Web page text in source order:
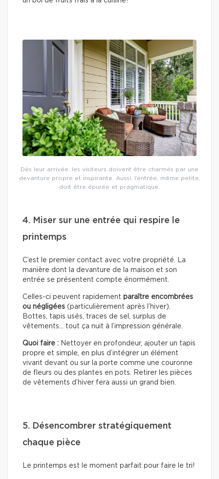
Dès leur arrivée, les visiteurs doivent être charmés par une
devanture propre et inspirante. Aussi, l’entrée, même petite,
doit être épurée et pragmatique.
4. Miser sur une entrée qui respire le
printemps
C’est le premier contact avec votre propriété. La
manière dont la devanture de la maison et son
entrée se présentent compte énormément.
Celles-ci peuvent rapidement paraître encombrées
ou négligées (particulièrement après l’hiver).
Bottes, tapis usés, traces de sel, surplus de
vêtements… tout ça nuit à l’impression générale.
Quoi faire : Nettoyer en profondeur, ajouter un tapis
propre et simple, en plus d’intégrer un élément
vivant devant ou sur la porte comme une couronne
de fleurs ou des plantes en pots. Retirer les pièces
de vêtements d’hiver fera aussi un grand bien.
5. Désencombrer stratégiquement
chaque pièce
Le printemps est le moment parfait pour faire le tri!